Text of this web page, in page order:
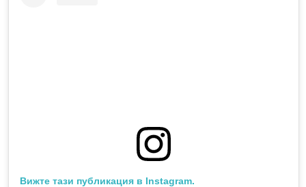
Вижте тази публикация в Instagram.